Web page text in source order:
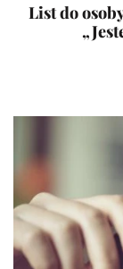
List do